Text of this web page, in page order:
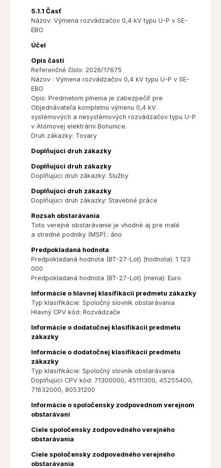
5.1.1 Časť
Názov: Výmena rozvádzačov 0,4 kV typu U-P v SE-
EBO
Účel
Opis časti
Referenčné číslo: 2026/17675
Názov : Výmena rozvádzačov 0,4 kV typu U-P v SE-
EBO
Opis: Predmetom plnenia je zabezpečiť pre
Objednávateľa kompletnú výmenu 0,4 kV
systémových a nesystémových rozvádzačov typu U-P
v Atómovej elektrárni Bohunice.
Druh zákazky: Tovary
Doplňujúci druh zákazky
Doplňujúci druh zákazky
Doplňujúci druh zákazky: Služby
Doplňujúci druh zákazky
Doplňujúci druh zákazky: Stavebné práce
Rozsah obstarávania
Toto verejné obstarávanie je vhodné aj pre malé
a stredné podniky (MSP).: áno
Predpokladaná hodnota
Predpokladaná hodnota (BT-27-Lot) (hodnota): 1 123
000
Predpokladaná hodnota (BT-27-Lot) (mena): Euro
Informácie o hlavnej klasifikácii predmetu zákazky
Typ klasifikácie: Spoločný slovník obstarávania
Hlavný CPV kód: Rozvádzače
Informácie o dodatočnej klasifikácii predmetu
zákazky
Informácie o dodatočnej klasifikácii predmetu
zákazky
Typ klasifikácie: Spoločný slovník obstarávania
Doplňujúci CPV kód: 71300000, 45111300, 45255400,
71632000, 80531200
Informácie o spoločensky zodpovednom verejnom
obstarávaní
Ciele spoločensky zodpovedného verejného
obstarávania
Ciele spoločensky zodpovedného verejného
obstarávania